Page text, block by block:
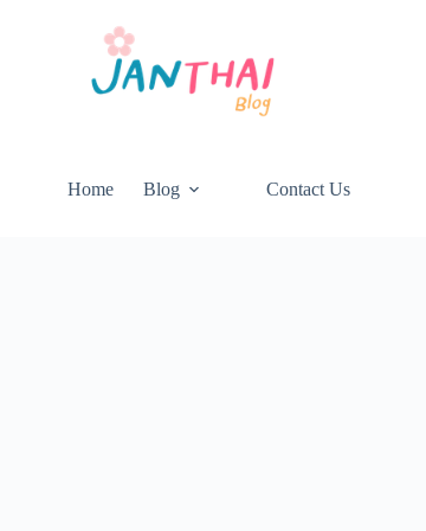
Home Blog Contact Us